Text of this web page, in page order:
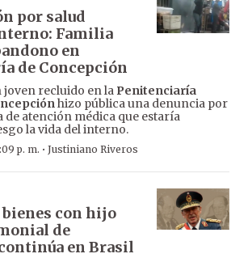
por salud
Familia
en
de Concepción
joven recluido en la Penitenciaría
hizo pública una denuncia por
de atención médica que estaría
la vida del interno.
p. m. · Justiniano Riveros
con hijo
de
en Brasil